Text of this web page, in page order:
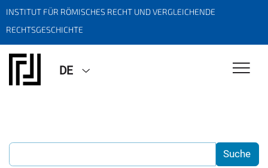
INSTITUT FÜR RÖMISCHES RECHT UND VERGLEICHENDE
RECHTSGESCHICHTE
DE